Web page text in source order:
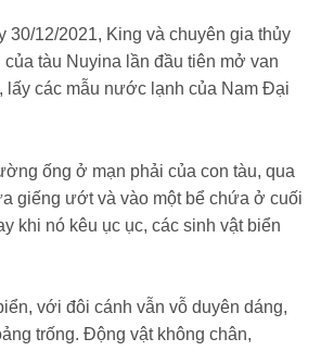
30/12/2021, King và chuyên gia thủy
tàu Nuyina lần đầu tiên mở van
lấy các mẫu nước lạnh của Nam Đại
ống ở mạn phải của con tàu, qua
giếng ướt và vào một bể chứa ở cuối
khi nó kêu ục ục, các sinh vật biển
với đôi cánh vẫn vỗ duyên dáng,
trống. Động vật không chân,